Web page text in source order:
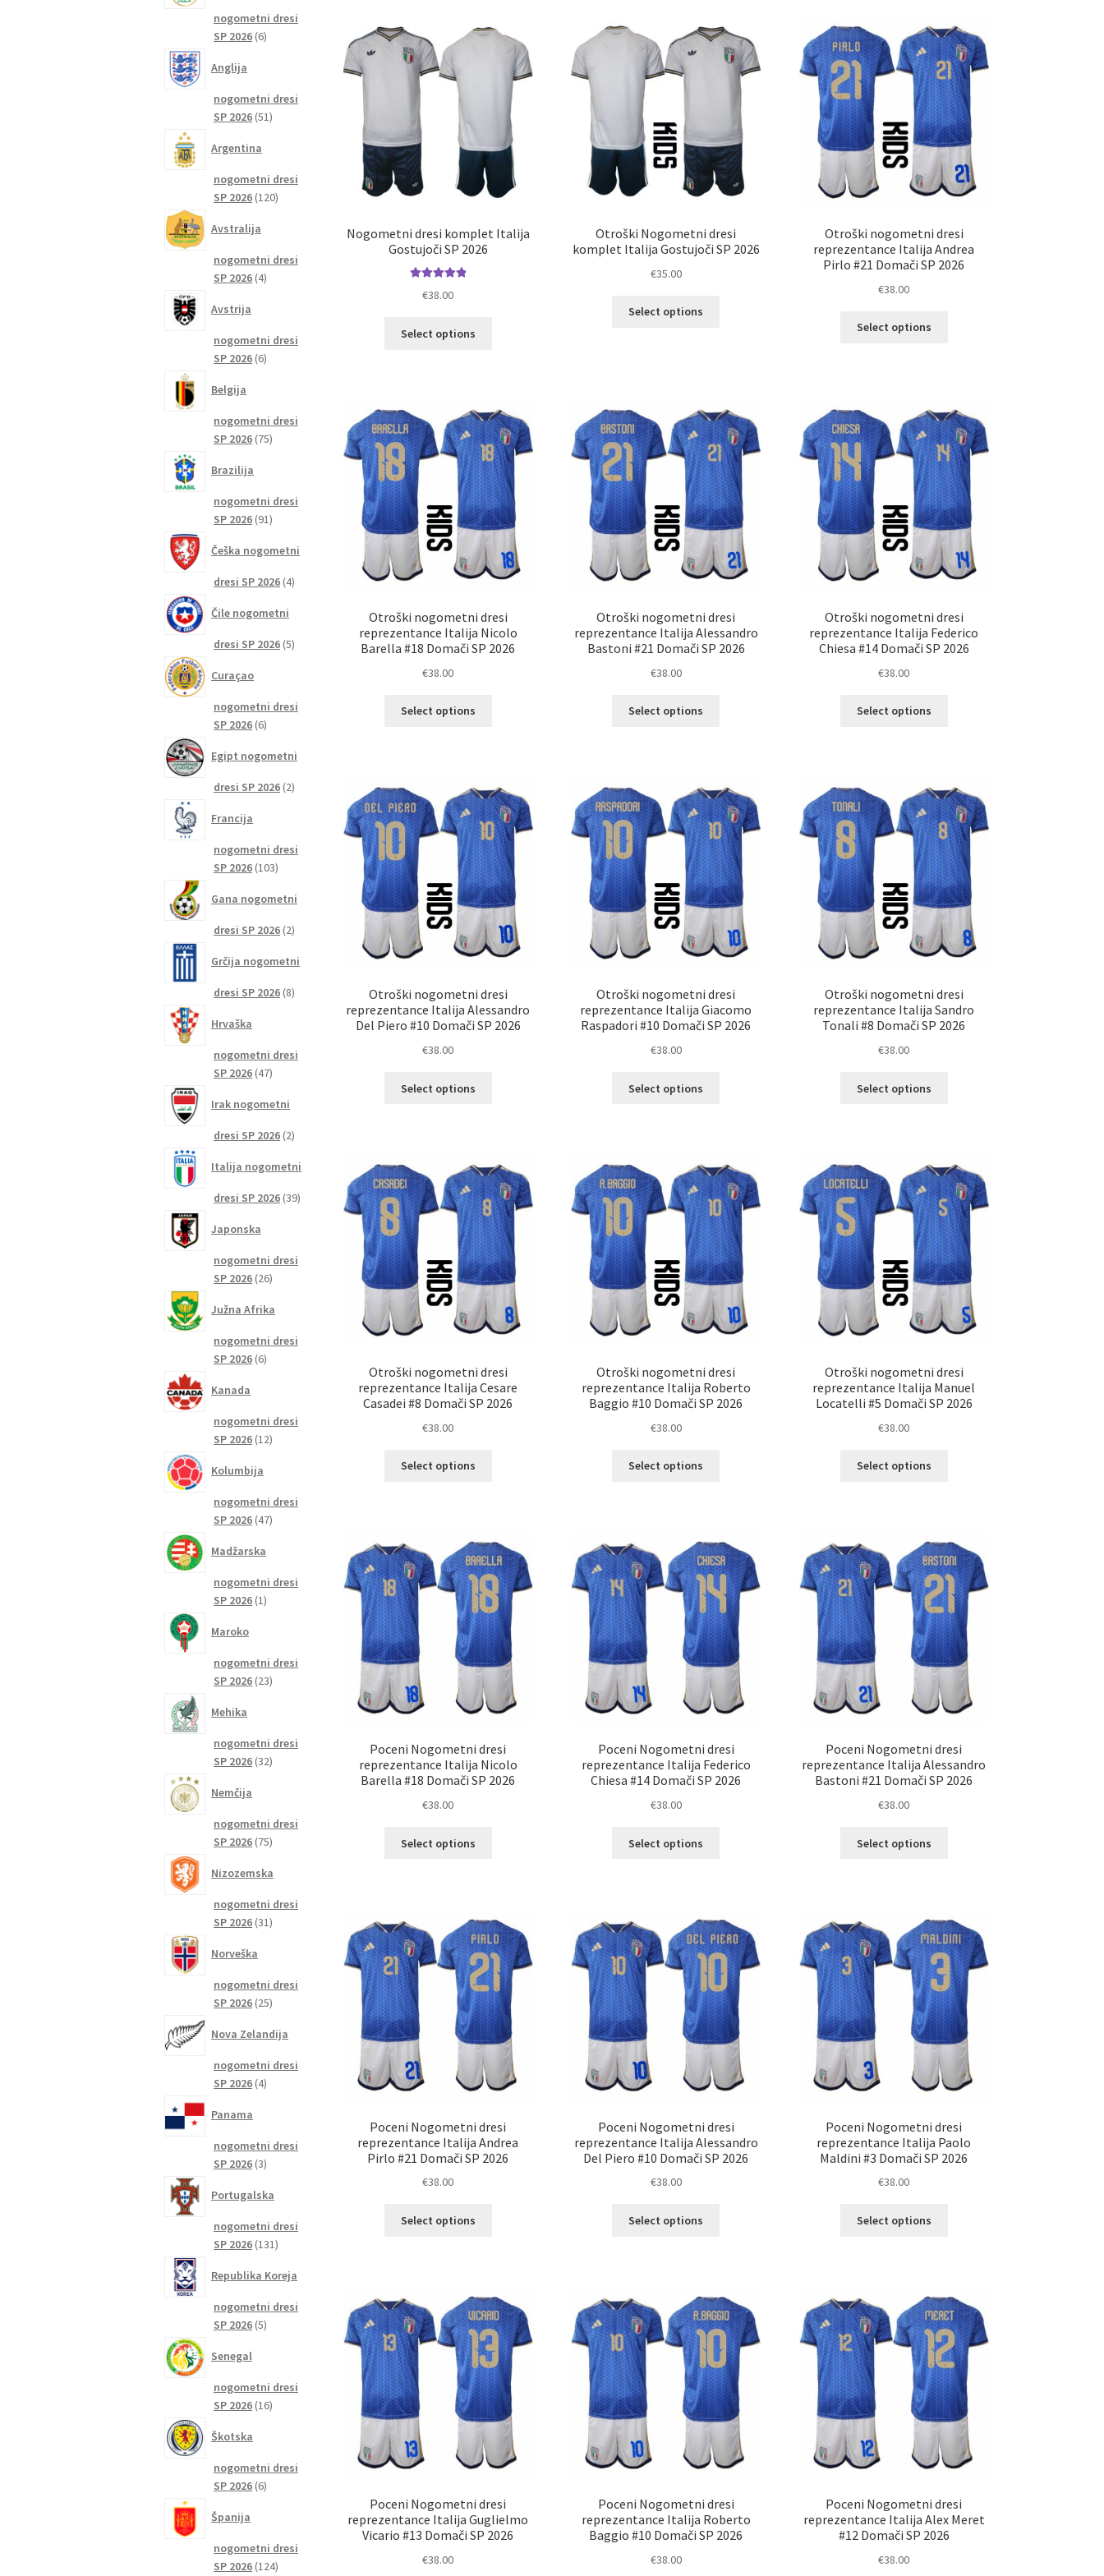
Nogometni dresi komplet Italija
Gostujoči SP 2026
€38.00
Select options
Možnosti
lahko
izberete
na
strani
izdelka
Otroški Nogometni dresi
komplet Italija Gostujoči SP 2026
€35.00
Select options
lahko
izberete
na
strani
izdelka
Otroški nogometni dresi
reprezentance Italija Andrea
Pirlo #21 Domači SP 2026
€38.00
Select options
Možnosti
lahko
izberete
na
strani
izdelka
Otroški nogometni dresi
reprezentance Italija Nicolo
Barella #18 Domači SP 2026
€38.00
Select options
Možnosti
lahko
izberete
na
strani
izdelka
Otroški nogometni dresi
reprezentance Italija Alessandro
Bastoni #21 Domači SP 2026
€38.00
Select options
Možnosti
lahko
izberete
na
strani
izdelka
Otroški nogometni dresi
reprezentance Italija Federico
Chiesa #14 Domači SP 2026
€38.00
Select options
Možnosti
lahko
izberete
na
strani
izdelka
Otroški nogometni dresi
reprezentance Italija Alessandro
Del Piero #10 Domači SP 2026
€38.00
Select options
Možnosti
lahko
izberete
na
strani
izdelka
Otroški nogometni dresi
reprezentance Italija Giacomo
Raspadori #10 Domači SP 2026
€38.00
Select options
Možnosti
lahko
izberete
na
strani
izdelka
Otroški nogometni dresi
reprezentance Italija Sandro
Tonali #8 Domači SP 2026
€38.00
Select options
Možnosti
lahko
izberete
na
strani
izdelka
Otroški nogometni dresi
reprezentance Italija Cesare
Casadei #8 Domači SP 2026
€38.00
Select options
Možnosti
lahko
izberete
na
strani
izdelka
Otroški nogometni dresi
reprezentance Italija Roberto
Baggio #10 Domači SP 2026
€38.00
Select options
Možnosti
lahko
izberete
na
strani
izdelka
Otroški nogometni dresi
reprezentance Italija Manuel
Locatelli #5 Domači SP 2026
€38.00
Select options
Možnosti
lahko
izberete
na
strani
izdelka
Poceni Nogometni dresi
reprezentance Italija Nicolo
Barella #18 Domači SP 2026
€38.00
Select options
Možnosti
lahko
izberete
na
strani
izdelka
Poceni Nogometni dresi
reprezentance Italija Federico
Chiesa #14 Domači SP 2026
€38.00
Select options
Možnosti
lahko
izberete
na
strani
izdelka
Poceni Nogometni dresi
reprezentance Italija Alessandro
Bastoni #21 Domači SP 2026
€38.00
Select options
Možnosti
lahko
izberete
na
strani
izdelka
Poceni Nogometni dresi
reprezentance Italija Andrea
Pirlo #21 Domači SP 2026
€38.00
Select options
Možnosti
lahko
izberete
na
strani
izdelka
Poceni Nogometni dresi
reprezentance Italija Alessandro
Del Piero #10 Domači SP 2026
€38.00
Select options
Možnosti
lahko
izberete
na
strani
izdelka
Poceni Nogometni dresi
reprezentance Italija Paolo
Maldini #3 Domači SP 2026
€38.00
Select options
Možnosti
lahko
izberete
na
strani
izdelka
Poceni Nogometni dresi
reprezentance Italija Guglielmo
Vicario #13 Domači SP 2026
€38.00
Poceni Nogometni dresi
reprezentance Italija Roberto
Baggio #10 Domači SP 2026
€38.00
Poceni Nogometni dresi
reprezentance Italija Alex Meret
#12 Domači SP 2026
€38.00
nogometni dresi
SP 2026 66
Anglija
nogometni dresi
SP 2026 5151
Argentina
nogometni dresi
SP 2026 120120
Avstralija
nogometni dresi
SP 2026 44
Avstrija
nogometni dresi
SP 2026 66
Belgija
nogometni dresi
SP 2026 7575
Brazilija
nogometni dresi
SP 2026 9191
Češka nogometni
dresi SP 2026 44
Čile nogometni
dresi SP 2026 55
Curaçao
nogometni dresi
SP 2026 66
Egipt nogometni
dresi SP 2026 22
Francija
nogometni dresi
SP 2026 103103
Gana nogometni
dresi SP 2026 22
Grčija nogometni
dresi SP 2026 88
Hrvaška
nogometni dresi
SP 2026 4747
Irak nogometni
dresi SP 2026 22
Italija nogometni
dresi SP 2026 3939
Japonska
nogometni dresi
SP 2026 2626
Južna Afrika
nogometni dresi
SP 2026 66
Kanada
nogometni dresi
SP 2026 1212
Kolumbija
nogometni dresi
SP 2026 4747
Madžarska
nogometni dresi
SP 2026 11
Maroko
nogometni dresi
SP 2026 2323
Mehika
nogometni dresi
SP 2026 3232
Nemčija
nogometni dresi
SP 2026 7575
Nizozemska
nogometni dresi
SP 2026 3131
Norveška
nogometni dresi
SP 2026 2525
Nova Zelandija
nogometni dresi
SP 2026 44
Panama
nogometni dresi
SP 2026 33
Portugalska
nogometni dresi
SP 2026 131131
Republika Koreja
nogometni dresi
SP 2026 55
Senegal
nogometni dresi
SP 2026 1616
Škotska
nogometni dresi
SP 2026 66
Španija
nogometni dresi
SP 2026 124124